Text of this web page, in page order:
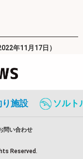
年11月17日）
施設 ソルト
問い合わせ
Reserved.